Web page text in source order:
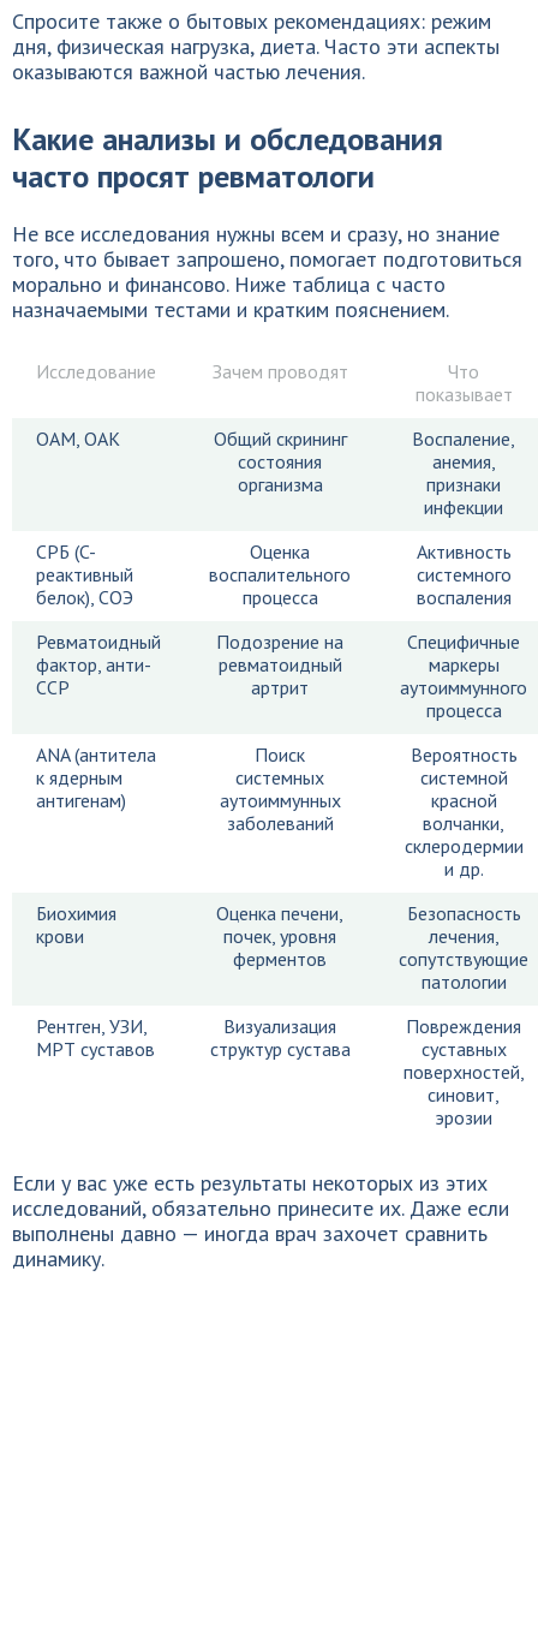
Спросите также о бытовых рекомендациях: режим
дня, физическая нагрузка, диета. Часто эти аспекты
оказываются важной частью лечения.
Какие анализы и обследования
часто просят ревматологи
Не все исследования нужны всем и сразу, но знание
того, что бывает запрошено, помогает подготовиться
морально и финансово. Ниже таблица с часто
назначаемыми тестами и кратким пояснением.
Исследование Зачем проводят
Что
показывает
ОАМ, ОАК
Общий скрининг
состояния
организма
Воспаление,
анемия,
признаки
инфекции
СРБ (C-
реактивный
белок), СОЭ
Оценка
воспалительного
процесса
Активность
системного
воспаления
Ревматоидный
фактор, анти-
CCP
Подозрение на
ревматоидный
артрит
Специфичные
маркеры
аутоиммунного
процесса
ANA (антитела
к ядерным
антигенам)
Поиск
системных
аутоиммунных
заболеваний
Вероятность
системной
красной
волчанки,
склеродермии
и др.
Биохимия
крови
Оценка печени,
почек, уровня
ферментов
Безопасность
лечения,
сопутствующие
патологии
Рентген, УЗИ,
МРТ суставов
Визуализация
структур сустава
Повреждения
суставных
поверхностей,
синовит,
эрозии
Если у вас уже есть результаты некоторых из этих
исследований, обязательно принесите их. Даже если
выполнены давно — иногда врач захочет сравнить
динамику.